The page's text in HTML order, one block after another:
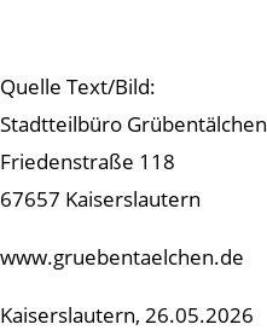
Quelle Text/Bild:
Stadtteilbüro Grübentälchen
Friedenstraße 118
67657 Kaiserslautern
www.gruebentaelchen.de
Kaiserslautern, 26.05.2026